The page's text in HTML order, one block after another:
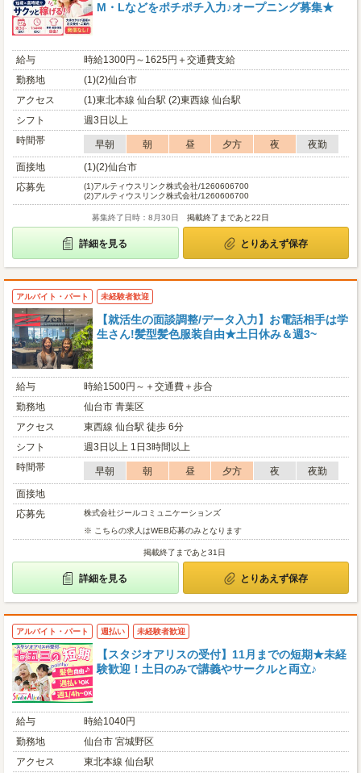
M・Lなどをポチポチ入力♪オープニング募集★
給与
時給1300円～1625円＋交通費支給
勤務地
(1)(2)仙台市
アクセス
(1)東北本線 仙台駅 (2)東西線 仙台駅
シフト
週3日以上
時間帯
早朝 朝 昼 夕方 夜
夜勤
面接地
(1)(2)仙台市
応募先
(1)アルティウスリンク株式会社/1260606700
(2)アルティウスリンク株式会社/1260606700
募集終了日時：8月30日 掲載終了まであと22日
詳細を見る とりあえず保存
アルバイト・パート 未経験者歓迎
【就活生の面談調整/データ入力】お電話相手は学
生さん!髪型髪色服装自由★土日休み＆週3~
給与
時給1500円～＋交通費＋歩合
勤務地
仙台市 青葉区
アクセス
東西線 仙台駅 徒歩 6分
シフト
週3日以上 1日3時間以上
時間帯
早朝 朝 昼 夕方 夜
夜勤
面接地
応募先
株式会社ジールコミュニケーションズ
※ こちらの求人はWEB応募のみとなります
掲載終了まであと31日
詳細を見る とりあえず保存
アルバイト・パート 週払い 未経験者歓迎
【スタジオアリスの受付】11月までの短期★未経
験歓迎！土日のみで講義やサークルと両立♪
給与
時給1040円
勤務地
仙台市 宮城野区
アクセス
東北本線 仙台駅